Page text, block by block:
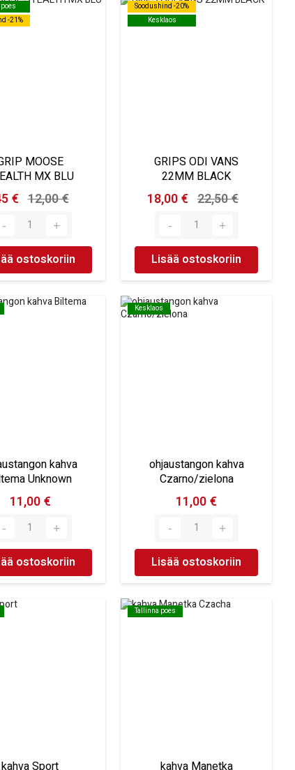
-21%
-21%
MOOSE
MX BLU
€ 12,00 €
ostoskoriin
Soodushind -20%
Kesklaos
Soodushind -20%
Kesklaos
GRIPS ODI VANS
22MM BLACK
18,00 € 22,50 €
Lisää ostoskoriin
kahva
Unknown
11,00 €
ostoskoriin
Kesklaos
Kesklaos
ohjaustangon kahva
Czarno/zielona
11,00 €
Lisää ostoskoriin
Tallinna poes
Tallinna poes